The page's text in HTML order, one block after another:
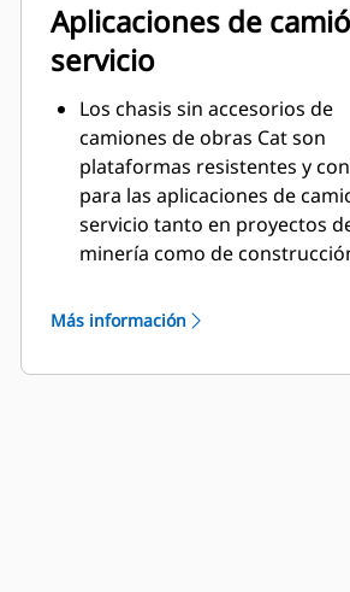
Aplicaciones de
servicio
Los chasis sin accesorios de
camiones de obras Cat son
plataformas resistentes y
para las aplicaciones de
servicio tanto en proyectos
minería como de
camión de obras proporciona
combustible y lubricación de
Más información